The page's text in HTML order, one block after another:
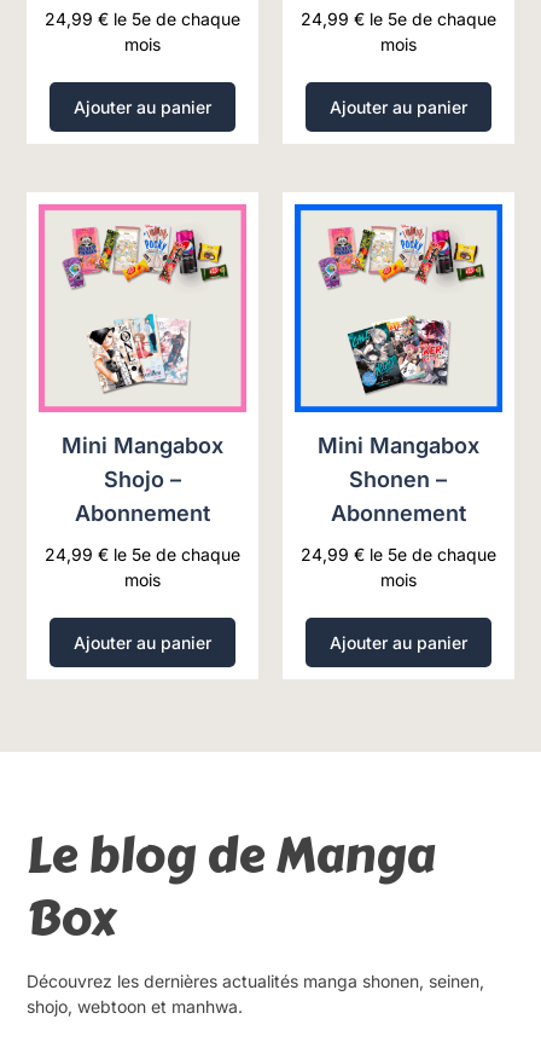
24,99€ le 5e de chaque
mois
Ajouter au panier
24,99 € le 5e de chaque
mois
Ajouter au panier
Mini Mangabox
Shojo –
Abonnement
24,99€ le 5e de chaque
mois
Ajouter au panier
Mini Mangabox
Shonen –
Abonnement
24,99 € le 5e de chaque
mois
Ajouter au panier
Le blog de Manga
Box
Découvrez les dernières actualités manga shonen, seinen,
shojo, webtoon et manhwa.